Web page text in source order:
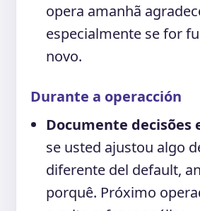
opera amanhã
especialmente se for
novo.
Durante a operacción
Documente decisões
se usted ajustou algo
diferente del default,
porquê. Próximo